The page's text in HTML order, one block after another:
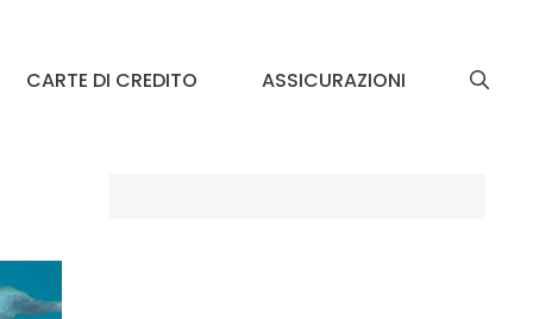
CARTE DI CREDITO ASSICURAZIONI